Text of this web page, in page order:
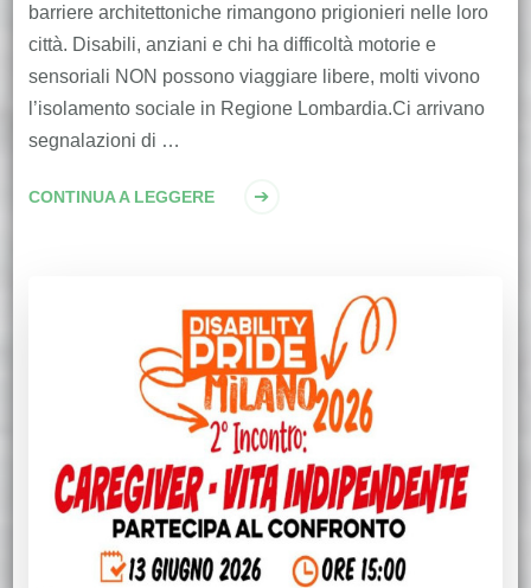
barriere architettoniche rimangono prigionieri nelle loro
città. Disabili, anziani e chi ha difficoltà motorie e
sensoriali NON possono viaggiare libere, molti vivono
l’isolamento sociale in Regione Lombardia.Ci arrivano
segnalazioni di …
CONTINUA A LEGGERE